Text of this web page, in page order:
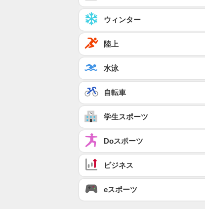
ウィンター
陸上
水泳
自転車
学生スポーツ
Doスポーツ
ビジネス
eスポーツ